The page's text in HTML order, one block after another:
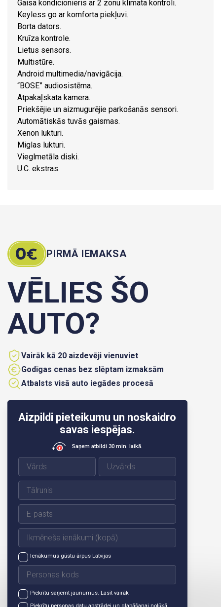
Gaisa kondicionieris ar 2 zonu klimata kontroli.
Keyless go ar komforta piekļuvi.
Borta dators.
Kruīza kontrole.
Lietus sensors.
Multistūre.
Android multimedia/navigācija.
“BOSE” audiosistēma.
Atpakaļskata kamera.
Priekšējie un aizmugurējie parkošanās sensori.
Automātiskās tuvās gaismas.
Xenon lukturi.
Miglas lukturi.
Vieglmetāla diski.
U.C. ekstras.
Aizpildi pieteikumu un noskaidro
savas iespējas.
Saņem atbildi 30 min. laikā.
Ienākumus gūstu ārpus Latvijas
Piekrītu saņemt jaunumus. Lasīt vairāk
PIRMĀ IEMAKSA
VĒLIES ŠO
AUTO?
Vairāk kā 20 aizdevēji vienuviet
Godīgas cenas bez slēptam izmaksām
Atbalsts visā auto iegādes procesā